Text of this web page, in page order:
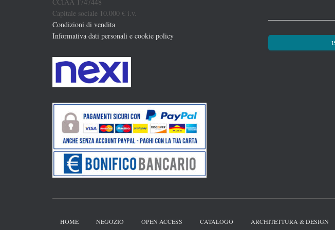
Capitale sociale 10.000 € i.v.
Condizioni di vendita
Informativa dati personali e cookie policy
HOME NEGOZIO OPEN ACCESS CATALOGO ARCHITETTURA & DESIGN